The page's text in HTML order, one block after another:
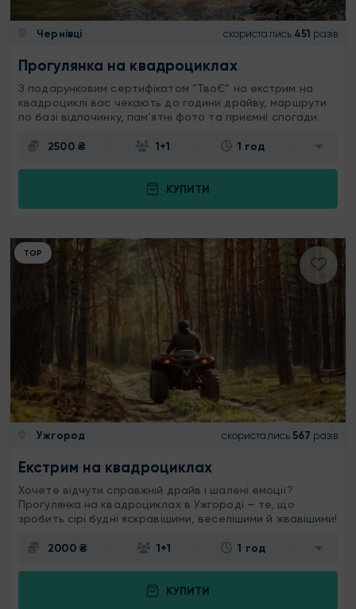
Чернівці скористались 451 разів
Прогулянка на квадроциклах
З подарунковим сертифікатом “ТвоЄ” на екстрим на
квадроциклі вас чекають до години драйву, маршрути
по базі відпочинку, пам’ятні фото та приємні спогади.
2500 ₴ 1+1 1 год
КУПИТИ
ТОР
Ужгород скористались 567 разів
Екстрим на квадроциклах
Хочете відчути справжній драйв і шалені емоції?
Прогулянка на квадроциклах в Ужгороді — те, що
зробить сірі будні яскравішими, веселішими й жвавішими!
2000 ₴ 1+1 1 год
КУПИТИ